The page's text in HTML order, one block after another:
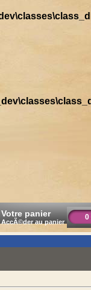
Votre panier
AccÃ©der au panier
0